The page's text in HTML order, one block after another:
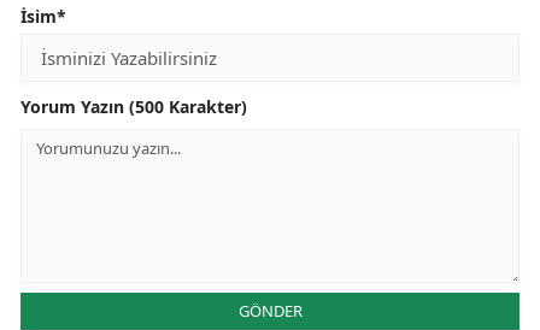
İsim*
Yorum Yazın (500 Karakter)
GÖNDER